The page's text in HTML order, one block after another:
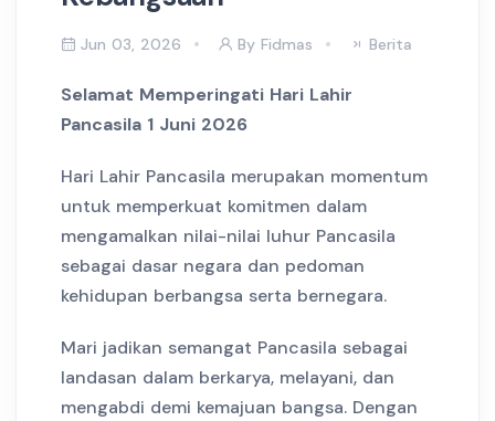
Jun 03, 2026 By Fidmas Berita
Selamat Memperingati Hari Lahir
Pancasila 1 Juni 2026
Hari Lahir Pancasila merupakan momentum
untuk memperkuat komitmen dalam
mengamalkan nilai-nilai luhur Pancasila
sebagai dasar negara dan pedoman
kehidupan berbangsa serta bernegara.
Mari jadikan semangat Pancasila sebagai
landasan dalam berkarya, melayani, dan
mengabdi demi kemajuan bangsa. Dengan